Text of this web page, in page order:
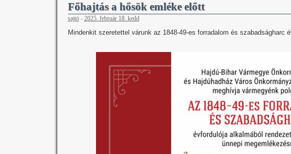
Főhajtás a hősök emléke előtt
sajtó- 2025. február 18. kedd
Mindenkit szeretettel várunk az 1848-49-es forradalom és szabadságharc